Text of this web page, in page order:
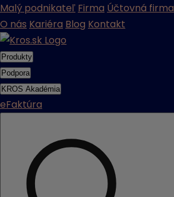
Malý podnikateľ Firma Účtovná firma
O nás Kariéra Blog Kontakt
Produkty
Podpora
KROS Akadémia
eFaktúra